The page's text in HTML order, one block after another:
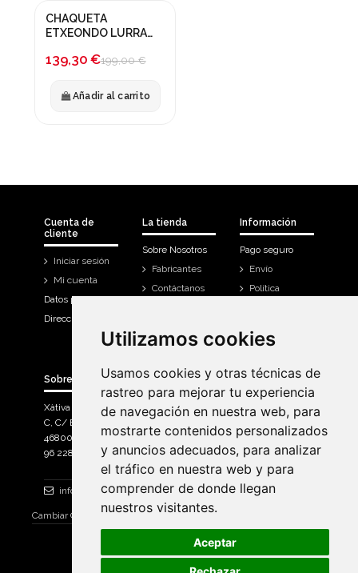
Utilizamos cookies
Usamos cookies y otras técnicas de
rastreo para mejorar tu experiencia
de navegación en nuestra web, para
mostrarte contenidos personalizados
y anuncios adecuados, para analizar
el tráfico en nuestra web y para
comprender de donde llegan
nuestros visitantes.
Aceptar
Utilizamos cookies
Usamos cookies y otras técnicas de
rastreo para mejorar tu experiencia
de navegación en nuestra web, para
mostrarte contenidos personalizados
y anuncios adecuados, para analizar
el tráfico en nuestra web y para
comprender de donde llegan
nuestros visitantes.
Aceptar
¡En oferta!
CHAQUETA
ETXEONDO LURRA
139,30 €199,00 €
Añadir al carrito
Cuenta de
cliente
Iniciar sesión
Mi cuenta
Datos personales
Direcciones
La tienda
Sobre Nosotros
Fabricantes
Contáctanos
Información
Pago seguro
Envío
Política
Historial de
Sobre Bicicletas Sanchis
Xàtiva Polígon Industrial
C, C/ Braçal del Roncador nave 10. >
46800, Xàtiva.
96 228 71 23
info@bicicletassanchis.com
Cambiar Consentimiento de Cookies